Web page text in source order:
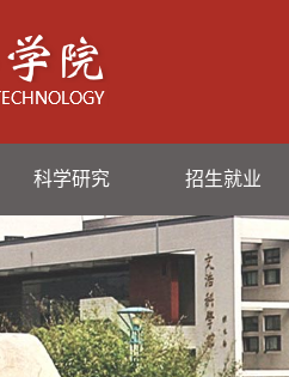
科学研究 招生就业